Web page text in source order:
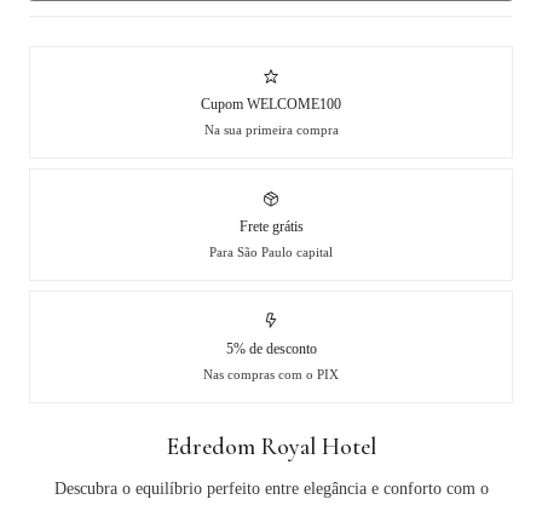
Cupom WELCOME100
Na sua primeira compra
Frete grátis
Para São Paulo capital
5% de desconto
Nas compras com o PIX
Edredom Royal Hotel
Descubra o equilíbrio perfeito entre elegância e conforto com o